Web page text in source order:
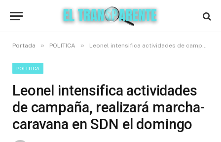
Portada » POLITICA » Leonel intensifica actividades de campaña, realizará marcha-caravana en SDN el domingo
POLITICA
Leonel intensifica actividades
de campaña, realizará marcha-
caravana en SDN el domingo